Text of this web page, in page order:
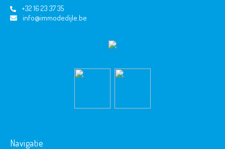
+32 16 23 37 35
info@immodedijle.be
Navigatie